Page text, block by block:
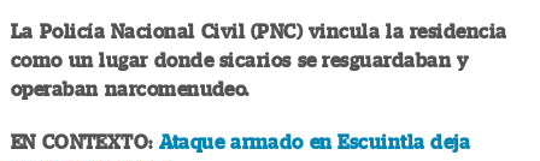
La Policía Nacional Civil (PNC) vincula la residencia
como un lugar donde sicarios se resguardaban y
operaban narcomenudeo.
EN CONTEXTO: Ataque armado en Escuintla deja